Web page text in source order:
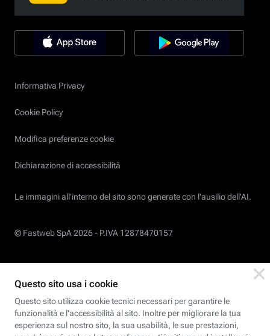
Informativa Privacy
Cookie Policy
Modifica preferenze cookie
Dichiarazione di accessibilità
Le immagini all’interno del sito sono generate con l'ausilio dell'AI.
© Fastweb SpA 2026 - P.IVA 12878470157